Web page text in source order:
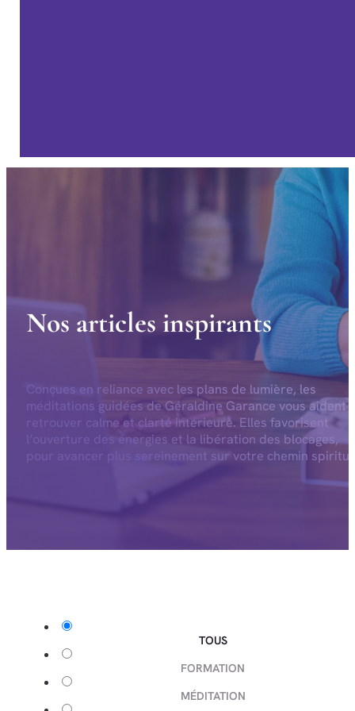
Nos articles inspirants
Conçues en reliance avec les plans de lumière, les
méditations guidées de Géraldine Garance vous aident
retrouver calme et clarté intérieure. Elles favorisent
l’ouverture des énergies et la libération des blocages,
pour avancer plus sereinement sur votre chemin
TOUS
FORMATION
MÉDITATION